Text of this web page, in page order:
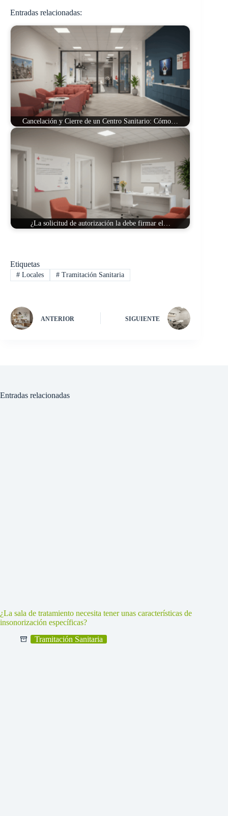
Entradas relacionadas:
Cancelación y Cierre de un Centro Sanitario: Cómo…
¿La solicitud de autorización la debe firmar el…
Etiquetas
#Locales #Tramitación Sanitaria
ANTERIOR SIGUIENTE
Entradas relacionadas
¿La sala de tratamiento necesita tener unas características de
insonorización específicas?
Tramitación Sanitaria